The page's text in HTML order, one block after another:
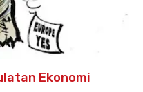
Ekonomi